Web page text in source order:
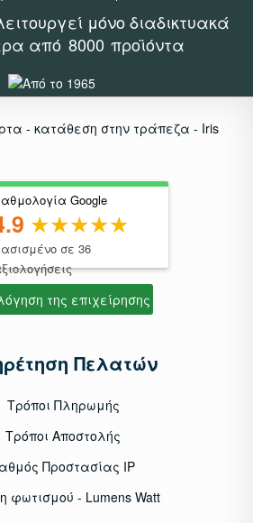
μόνο διαδικτυακά
από 8000 προϊόντα
Google
σε 36
της επιχείρησης
Πελατών
Τρόποι Πληρωμής
Τρόποι Αποστολής
Προστασίας IP
φωτισμού - Lumens Watt